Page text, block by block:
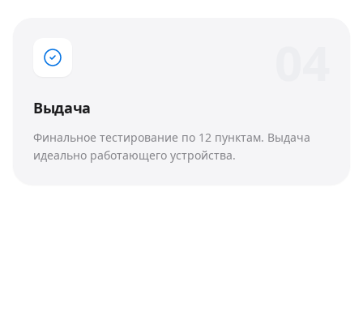
Выдача
Финальное тестирование по 12 пунктам. Выдача
идеально работающего устройства.